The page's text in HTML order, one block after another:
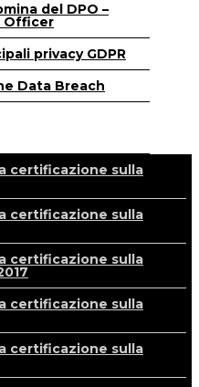
del DPO –
Officer
privacy GDPR
Data Breach
certificazione sulla
certificazione sulla
certificazione sulla
certificazione sulla
certificazione sulla